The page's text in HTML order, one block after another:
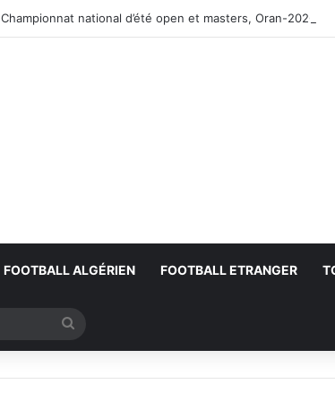
Championnat national d’été open et masters, Oran-2026 —
FOOTBALL ALGÉRIEN FOOTBALL ETRANGER